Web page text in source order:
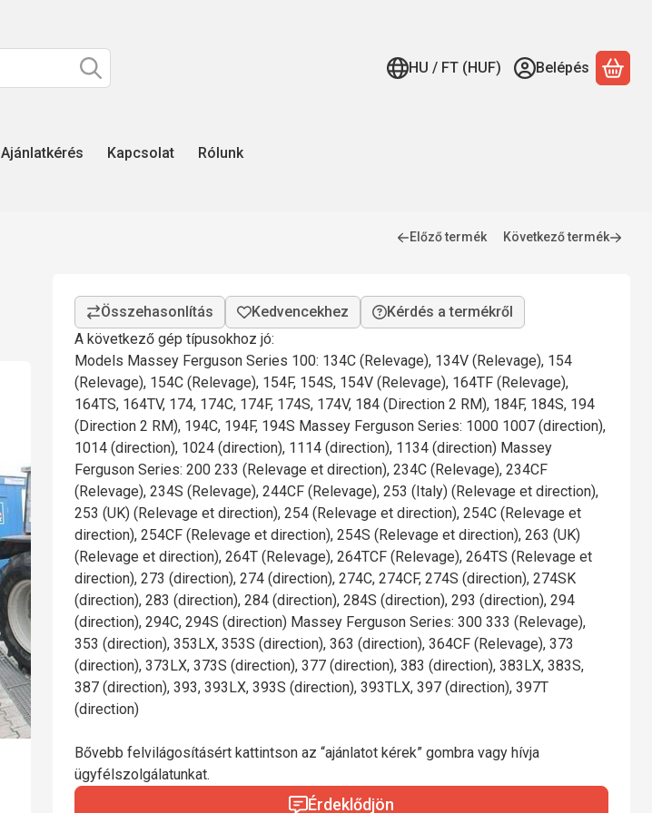
HU / FT (HUF) Belépés A
Ajánlatkérés Kapcsolat Rólunk
Előző termék Következő termék
Kérdés a termékről
A következő gép típusokhoz jó:
Models Massey Ferguson Series 100: 134C (Relevage), 134V (Relevage), 154
(Relevage), 154C (Relevage), 154F, 154S, 154V (Relevage), 164TF (Relevage),
164TS, 164TV, 174, 174C, 174F, 174S, 174V, 184 (Direction 2 RM), 184F, 184S, 194
(Direction 2 RM), 194C, 194F, 194S Massey Ferguson Series: 1000 1007 (direction),
1014 (direction), 1024 (direction), 1114 (direction), 1134 (direction) Massey
Ferguson Series: 200 233 (Relevage et direction), 234C (Relevage), 234CF
(Relevage), 234S (Relevage), 244CF (Relevage), 253 (Italy) (Relevage et direction),
253 (UK) (Relevage et direction), 254 (Relevage et direction), 254C (Relevage et
direction), 254CF (Relevage et direction), 254S (Relevage et direction), 263 (UK)
(Relevage et direction), 264T (Relevage), 264TCF (Relevage), 264TS (Relevage et
direction), 273 (direction), 274 (direction), 274C, 274CF, 274S (direction), 274SK
(direction), 283 (direction), 284 (direction), 284S (direction), 293 (direction), 294
(direction), 294C, 294S (direction) Massey Ferguson Series: 300 333 (Relevage),
353 (direction), 353LX, 353S (direction), 363 (direction), 364CF (Relevage), 373
(direction), 373LX, 373S (direction), 377 (direction), 383 (direction), 383LX, 383S,
387 (direction), 393, 393LX, 393S (direction), 393TLX, 397 (direction), 397T
(direction)
Bővebb felvilágosításért kattintson az “ajánlatot kérek” gombra vagy hívja
ügyfélszolgálatunkat.
Érdeklődjön